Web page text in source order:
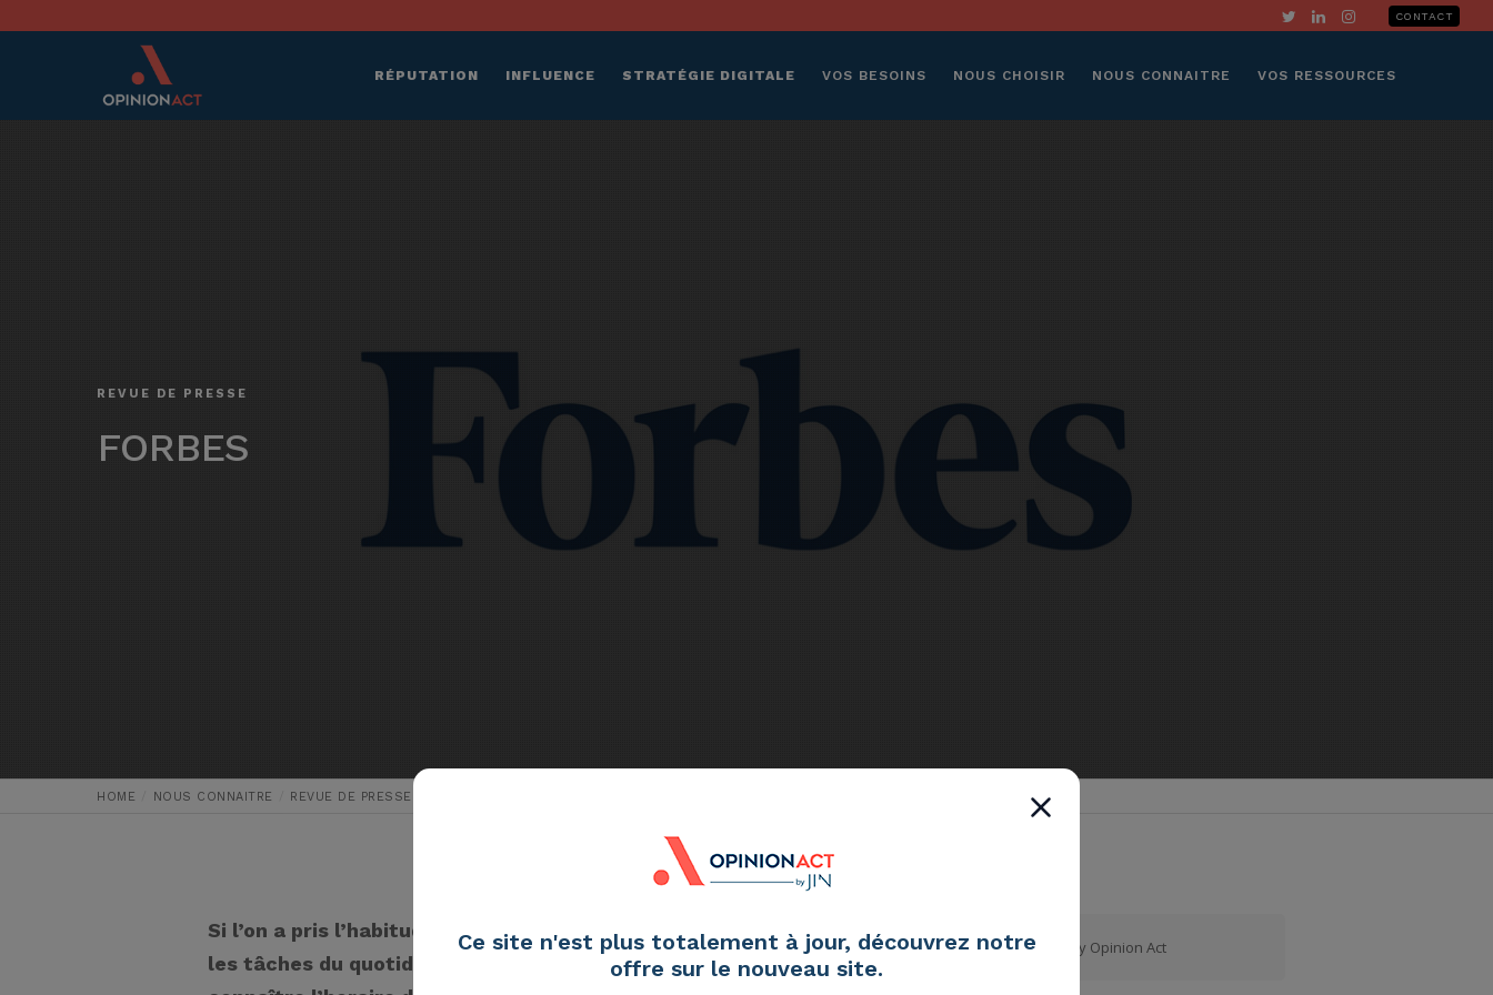
CONTACT
RÉPUTATION INFLUENCE STRATÉGIE DIGITALE VOS BESOINS NOUS CHOISIR NOUS CONNAITRE VOS RESSOURCES
REVUE DE PRESSE
FORBES
HOME NOUS CONNAITRE REVUE DE PRESSE
Si l’on a pris l’habitude que notre smartphone nous assiste dans toutes
les tâches du quotidien (consulter la météo, vérifier son agenda,
Tweets by Opinion Act
Ce site n'est plus totalement à jour, découvrez notre
offre sur le nouveau site.